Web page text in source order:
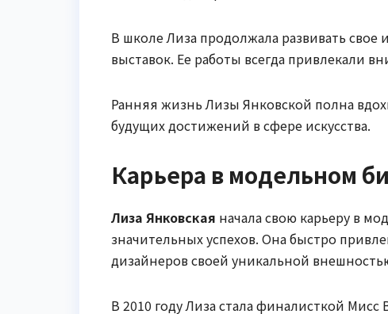
В школе Лиза продолжала развивать свое
выставок. Ее работы всегда привлекали
Ранняя жизнь Лизы Янковской полна
будущих достижений в сфере искусства.
Карьера в модельном
Лиза Янковская начала свою карьеру в
значительных успехов. Она быстро
дизайнеров своей уникальной
В 2010 году Лиза стала финалисткой